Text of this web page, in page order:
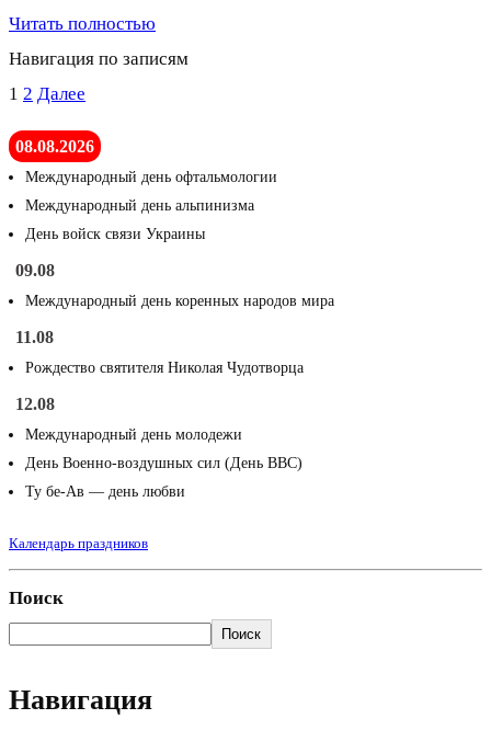
Читать полностью
Навигация по записям
1 2 Далее
08.08.2026
Международный день офтальмологии
Международный день альпинизма
День войск связи Украины
09.08
Международный день коренных народов мира
11.08
Рождество святителя Николая Чудотворца
12.08
Международный день молодежи
День Военно-воздушных сил (День ВВС)
Ту бе-Ав — день любви
Календарь праздников
Поиск
Поиск
Навигация